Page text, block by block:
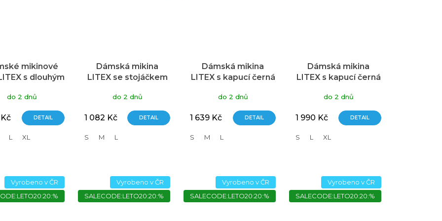
mikinové
s dlouhým
do 2 dnů
DETAIL
L XL
Dámská mikina
LITEX se stojáčkem
do 2 dnů
1 082 Kč DETAIL
S M L
Dámská mikina
LITEX s kapucí černá
do 2 dnů
1 639 Kč DETAIL
S M L
Dámská mikina
LITEX s kapucí černá
do 2 dnů
1 990 Kč DETAIL
S L XL
Vyrobeno v ČR
Vyrobeno v ČR
SALECODE:LETO20:20:%
Vyrobeno v ČR
SALECODE:LETO20:20:%
Vyrobeno v ČR
SALECODE:LETO20:20:%